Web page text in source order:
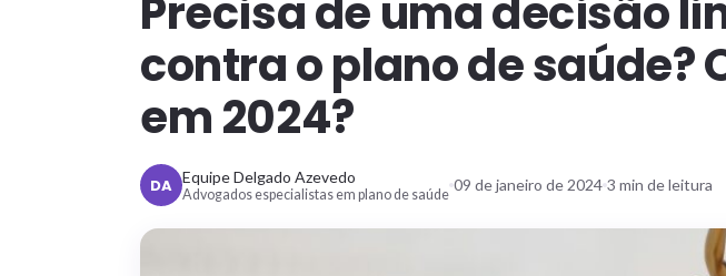
Precisa de uma decisão
contra o plano de saúde?
em 2024?
DA Equipe Delgado Azevedo
Advogados especialistas em plano de saúde
09 de janeiro de 2024 3 min de leitura